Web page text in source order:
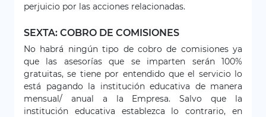
perjuicio por las acciones relacionadas.
SEXTA: COBRO DE COMISIONES
No habrá ningún tipo de cobro de comisiones ya
que las asesorías que se imparten serán 100%
gratuitas, se tiene por entendido que el servicio lo
está pagando la institución educativa de manera
mensual/ anual a la Empresa. Salvo que la
institución educativa establezca lo contrario, en